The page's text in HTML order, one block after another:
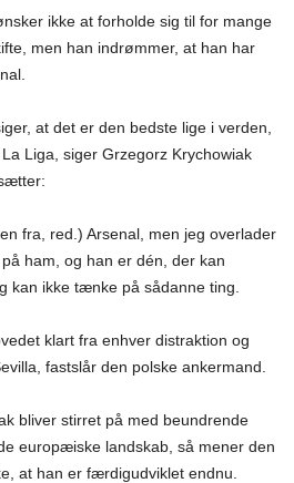
ikke at forholde sig til for mange
men han indrømmer, at han har
at det er den bedste lige i verden,
Liga, siger Grzegorz Krychowiak
fra, red.) Arsenal, men jeg overlader
ham, og han er dén, der kan
kan ikke tænke på sådanne ting.
klart fra enhver distraktion og
fastslår den polske ankermand.
bliver stirret på med beundrende
europæiske landskab, så mener den
at han er færdigudviklet endnu.